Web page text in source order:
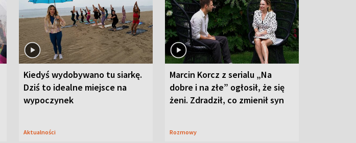
Kiedyś wydobywano tu siarkę.
Dziś to idealne miejsce na
wypoczynek
Aktualności
Marcin Korcz z serialu „Na
dobre i na złe” ogłosił, że się
żeni. Zdradził, co zmienił syn
Rozmowy